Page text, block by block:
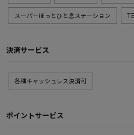
スーパーほっとひと息ステーション
決済サービス
各種キャッシュレス決済可
ポイントサービス